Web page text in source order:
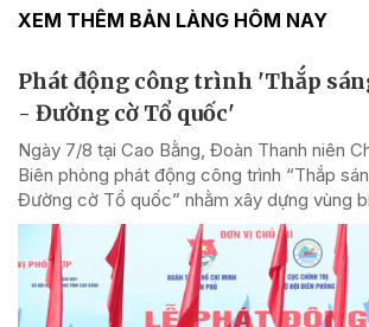
XEM THÊM BẢN LÀNG HÔM NAY
Phát động công trình 'Thắp
- Đường cờ Tổ quốc'
Ngày 7/8 tại Cao Bằng, Đoàn Thanh niên
Biên phòng phát động công trình “Thắp
Đường cờ Tổ quốc” nhằm xây dựng vùng